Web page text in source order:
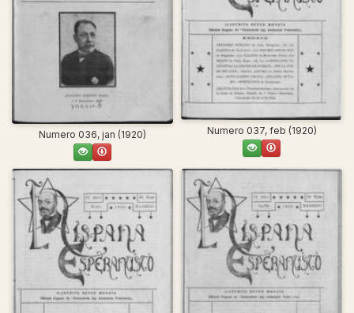
Numero 036, jan (1920) Numero 037, feb (1920)